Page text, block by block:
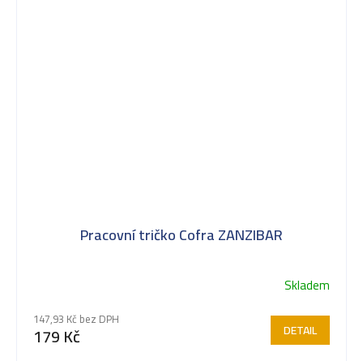
Pracovní tričko Cofra ZANZIBAR
Skladem
147,93 Kč bez DPH
179 Kč DETAIL